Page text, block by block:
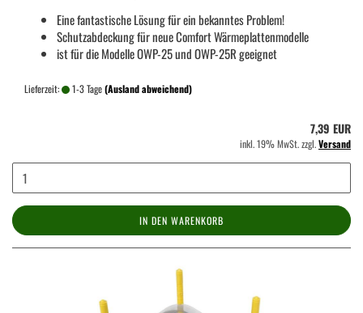
Eine fantastische Lösung für ein bekanntes Problem!
Schutzabdeckung für neue Comfort Wärmeplattenmodelle
ist für die Modelle OWP-25 und OWP-25R geeignet
Lieferzeit: 1-3 Tage(Ausland abweichend)
7,39 EUR
inkl. 19% MwSt. zzgl.Versand
IN DEN WARENKORB